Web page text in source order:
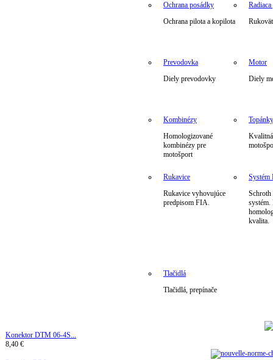
Ochrana posádky
Ochrana pilota a kopilota
Radiaca
Prevodovka
Diely prevodovky
Motor
Diely
Kombinézy
Homologizované
kombinézy pre
motošport
Topánky
Rukavice
Rukavice vyhovujúce
predpisom FIA.
kvalita.
Tlačidlá
Tlačidlá, prepínače
Konektor DTM 06-4S...
8,40 €